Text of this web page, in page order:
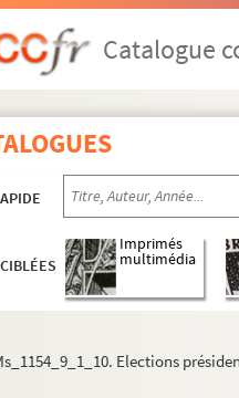
Catalogue
Imprimés
multimédia
Elections